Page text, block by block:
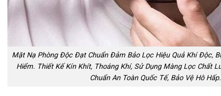
Mặt Nạ Phòng Độc Đạt Chuẩn Đảm Bảo Lọc Hiệu Quả Khí Độc,
Hiểm. Thiết Kế Kín Khít, Thoáng Khí, Sử Dụng Màng Lọc Chất
Chuẩn An Toàn Quốc Tế, Bảo Vệ Hô Hấp.